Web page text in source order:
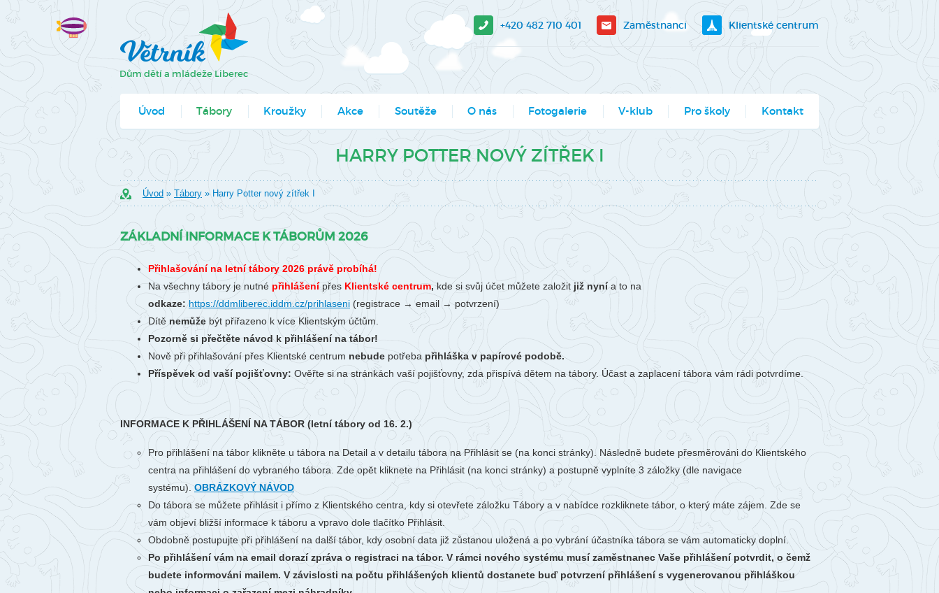
+420 482 710 401 Zaměstnanci Klientské centrum
Úvod Tábory Kroužky
Jak se přihlásit?
Formuláře ke stažení
Akce Soutěže
Moje město Liberec
Umělecké přehlídky
Výsledky soutěží MŠMT -
O nás
Aktuality
Podcasty
Povedlo se
Dokumenty
Činnosti
Zaměstnanci
Hledáme nové kolegy
Projekty
Fotogalerie
Akce
Kroužky
Kurzy, semináře
Programy pro školy
Projekty
Soutěže
V-Klub
V-klub
Tábory
Programy pro školy
Soutěž Moje město
Liberec
Akce ve Véčku
Liberec
Kontakty
Fotogalerie
O nás
Pro školy Kontakt
HARRY POTTER NOVÝ ZÍTŘEK I
Úvod » Tábory » Harry Potter nový zítřek I
ZÁKLADNÍ INFORMACE K TÁBORŮM 2026
Přihlašování na letní tábory 2026 právě probíhá!
Na všechny tábory je nutné přihlášení přes Klientské centrum,kde si svůj účet můžete založit již nynía to na
odkaze:https://ddmliberec.iddm.cz/prihlaseni (registrace → email → potvrzení)
Dítě nemůže být přiřazeno k více Klientským účtům.
Pozorně si přečtěte návod k přihlášení na tábor!
Nově při přihlašování přes Klientské centrum nebude potřeba přihláška v papírové podobě.
Příspěvek od vaší pojišťovny: Ověřte si na stránkách vaší pojišťovny, zda přispívá dětem na tábory. Účast a zaplacení tábora vám rádi potvrdíme.
INFORMACE K PŘIHLÁŠENÍ NA TÁBOR (letní tábory od 16. 2.)
Pro přihlášení na tábor klikněte u tábora na Detail a v detailu tábora na Přihlásit se (na konci stránky). Následně budete přesměrováni do Klientského
centra na přihlášení do vybraného tábora. Zde opět kliknete na Přihlásit (na konci stránky) a postupně vyplníte 3 záložky (dle navigace
systému).OBRÁZKOVÝ NÁVOD
Do tábora se můžete přihlásit i přímo z Klientského centra, kdy si otevřete záložku Tábory a v nabídce rozkliknete tábor, o který máte zájem. Zde se
vám objeví bližší informace k táboru a vpravo dole tlačítko Přihlásit.
Obdobně postupujte při přihlášení na další tábor, kdy osobní data již zůstanou uložená a po vybrání účastníka tábora se vám automaticky doplní.
Po přihlášení vám na email dorazí zpráva o registraci na tábor. V rámci nového systému musí zaměstnanec Vaše přihlášení potvrdit, o čemž
budete informováni mailem. V závislosti na počtu přihlášených klientů dostanete buď potvrzení přihlášení s vygenerovanou přihláškou